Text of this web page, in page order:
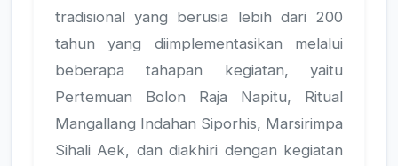
tradisional yang berusia lebih dari 200
tahun yang diimplementasikan melalui
beberapa tahapan kegiatan, yaitu
Pertemuan Bolon Raja Napitu, Ritual
Mangallang Indahan Siporhis, Marsirimpa
Sihali Aek, dan diakhiri dengan kegiatan